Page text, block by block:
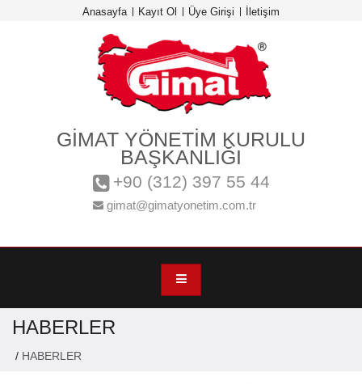
Anasayfa Kayıt Ol Üye Girişi İletişim
GİMAT YÖNETİM KURULU
BAŞKANLIĞI
+90 (312) 397 55 44
gimat@gimatyonetim.com.tr
HABERLER
/ HABERLER